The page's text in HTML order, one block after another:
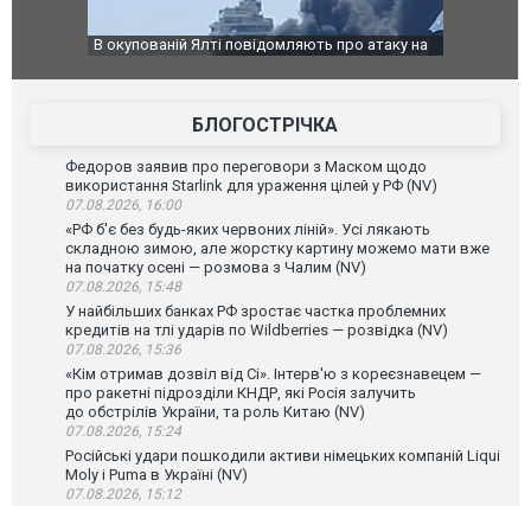
За 2000 кілометрів від кордону з Україною: в
склад Wildberries. ФОТО. ВІДЕО
В
БЛОГОСТРІЧКА
Федоров заявив про переговори з Маском щодо
використання Starlink для ураження цілей у РФ (NV)
07.08.2026, 16:00
«РФ б'є без будь-яких червоних ліній». Усі лякають
складною зимою, але жорстку картину можемо мати вже
на початку осені — розмова з Чалим (NV)
07.08.2026, 15:48
У найбільших банках РФ зростає частка проблемних
кредитів на тлі ударів по Wildberries — розвідка (NV)
07.08.2026, 15:36
«Кім отримав дозвіл від Сі». Інтерв'ю з кореєзнавецем —
про ракетні підрозділи КНДР, які Росія залучить
до обстрілів України, та роль Китаю (NV)
07.08.2026, 15:24
Російські удари пошкодили активи німецьких компаній Liqui
Moly і Puma в Україні (NV)
07.08.2026, 15:12